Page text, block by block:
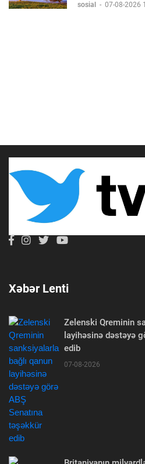
sosial - 07-08-2026
Xəbər Lenti
Zelenski Qreminin
layihəsinə dəstəyə
edib
07-08-2026